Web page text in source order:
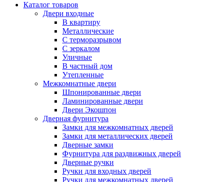
Каталог товаров
Двери входные
В квартиру
Металлические
С терморазрывом
С зеркалом
Уличные
В частный дом
Утепленные
Межкомнатные двери
Шпонированные двери
Ламинированные двери
Двери Экошпон
Дверная фурнитура
Замки для межкомнатных дверей
Замки для металлических дверей
Дверные замки
Фурнитура для раздвижных дверей
Дверные ручки
Ручки для входных дверей
Ручки для межкомнатных дверей